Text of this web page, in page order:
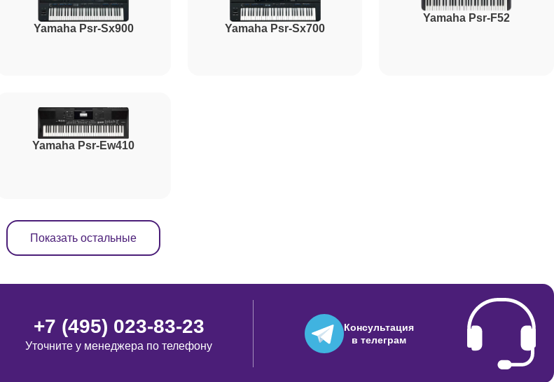
Yamaha Psr-Sx900 Yamaha Psr-Sx700
Yamaha Psr-F52
Yamaha Psr-Ew410
Показать остальные
+7 (495) 023-83-23
Уточните у менеджера по телефону
Консультация
в телеграм